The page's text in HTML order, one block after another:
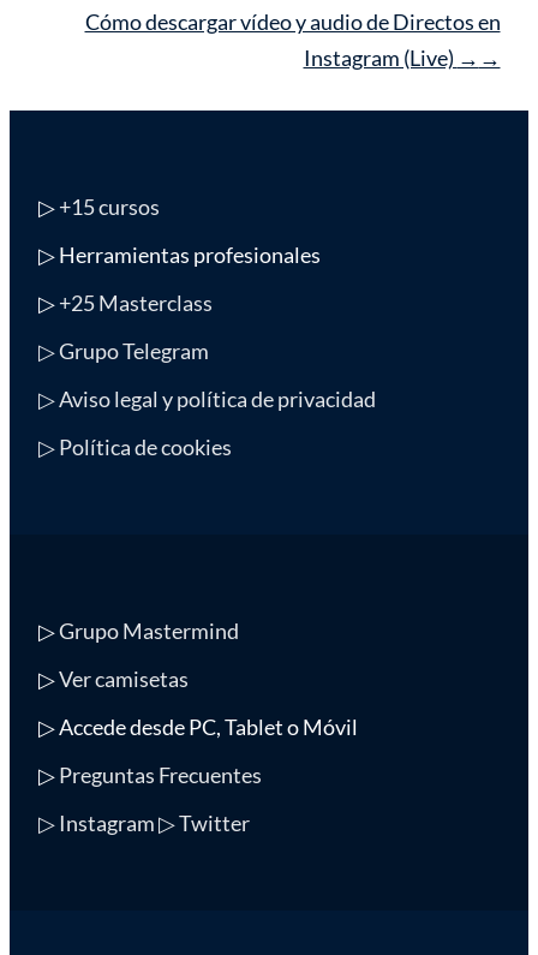
entradaCómo descargar vídeo y audio de Directos en
Instagram (Live)
→
▷+15 cursos
▷ Herramientas profesionales
▷+25 Masterclass
▷ Grupo Telegram
▷ Aviso legal y política de privacidad
▷ Política de cookies
▷Grupo Mastermind
▷Ver camisetas
▷ Accede desde PC, Tablet o Móvil
▷Preguntas Frecuentes
▷ Instagram▷ Twitter